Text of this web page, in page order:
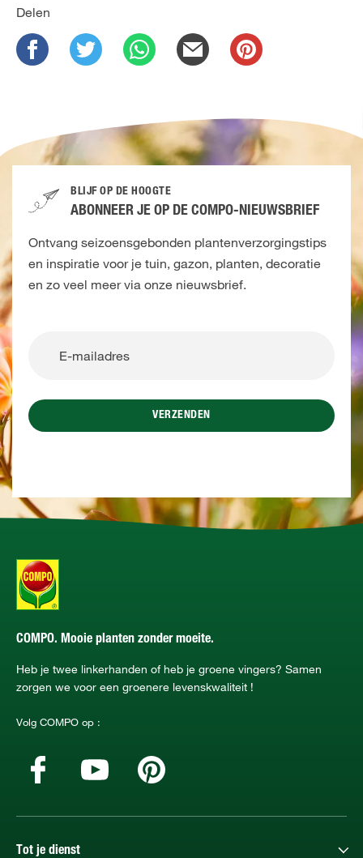
Delen
BLIJF OP DE HOOGTE
ABONNEER JE OP DE COMPO-NIEUWSBRIEF
Ontvang seizoensgebonden plantenverzorgingstips
en inspiratie voor je tuin, gazon, planten, decoratie
en zo veel meer via onze nieuwsbrief.
VERZENDEN
COMPO. Mooie planten zonder moeite.
Heb je twee linkerhanden of heb je groene vingers? Samen
zorgen we voor een groenere levenskwaliteit !
Volg COMPO op :
Tot je dienst